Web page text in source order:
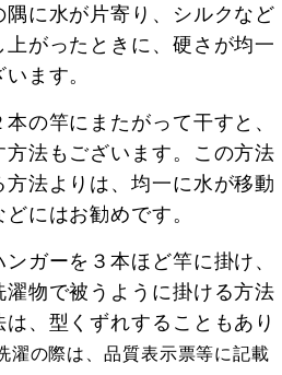
に水が片寄り、シルクなど
がったときに、硬さが均一
ます。
の竿にまたがって干すと、
法もございます。この方法
法よりは、均一に水が移動
にはお勧めです。
ガーを３本ほど竿に掛け、
物で被うように掛ける方法
、型くずれすることもあり
濯の際は、品質表示票等に記載